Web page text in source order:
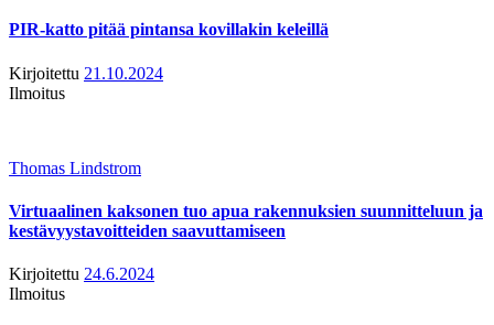
PIR-katto pitää pintansa kovillakin keleillä
Kirjoitettu 21.10.2024
Ilmoitus
Thomas Lindstrom
Virtuaalinen kaksonen tuo apua rakennuksien suunnitteluun ja
kestävyystavoitteiden saavuttamiseen
Kirjoitettu 24.6.2024
Ilmoitus